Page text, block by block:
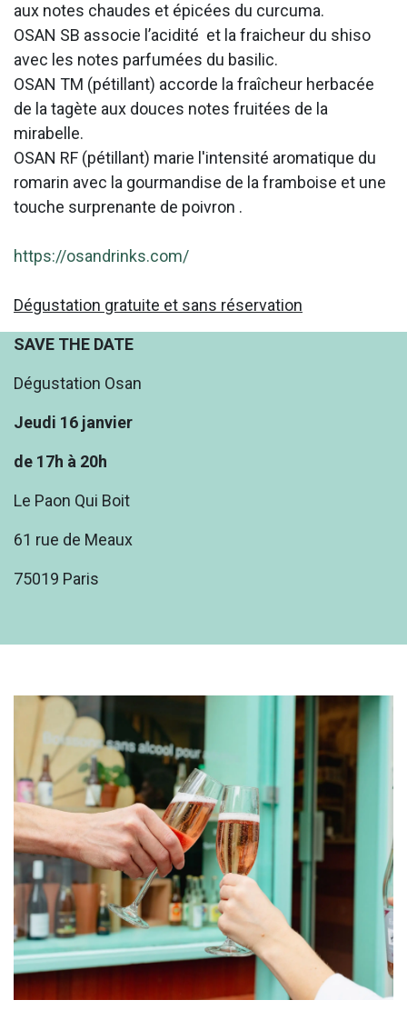
aux notes chaudes et épicées du curcuma.
OSAN SB associe l’acidité et la fraicheur du shiso
avec les notes parfumées du basilic.
OSAN TM (pétillant) accorde la fraîcheur herbacée
de la tagète aux douces notes fruitées de la
mirabelle.
OSAN RF (pétillant) marie l'intensité aromatique du
romarin avec la gourmandise de la framboise et une
touche surprenante de poivron .
https://osandrinks.com/
Dégustation gratuite et sans réservation
SAVE THE DATE
Dégustation Osan
Jeudi 16 janvier
de 17h à 20h
Le Paon Qui Boit
61 rue de Meaux
75019 Paris